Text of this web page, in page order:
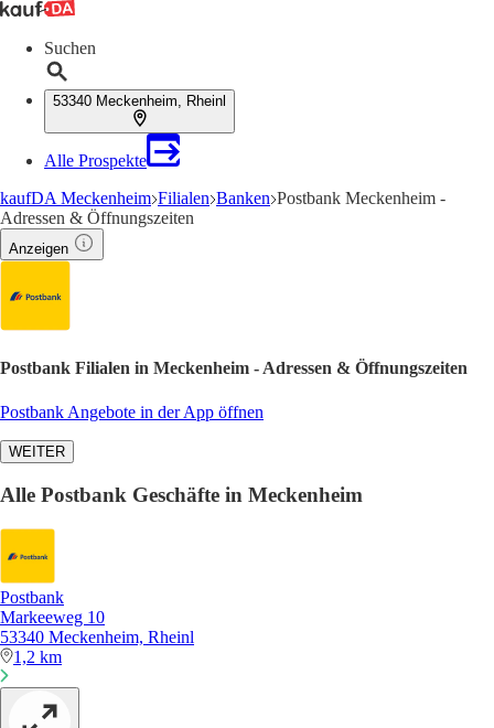
Suchen
53340 Meckenheim, Rheinl
Alle Prospekte
kaufDA Meckenheim Filialen Banken Postbank Meckenheim -
Adressen & Öffnungszeiten
Anzeigen
Postbank Filialen in Meckenheim - Adressen & Öffnungszeiten
Postbank Angebote in der App öffnen
WEITER
Alle Postbank Geschäfte in Meckenheim
Postbank
Markeeweg 10
53340 Meckenheim, Rheinl
1,2 km